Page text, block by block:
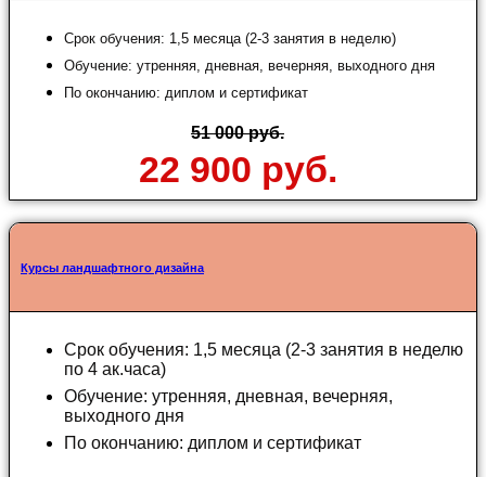
Срок обучения: 1,5 месяца (2-3 занятия в неделю)
Обучение: утренняя, дневная, вечерняя, выходного дня
По окончанию: диплом и сертификат
51 000 руб.
22 900 руб.
Курсы ландшафтного дизайна
Срок обучения: 1,5 месяца (2-3 занятия в неделю
по 4 ак.часа)
Обучение: утренняя, дневная, вечерняя,
выходного дня
По окончанию: диплом и сертификат